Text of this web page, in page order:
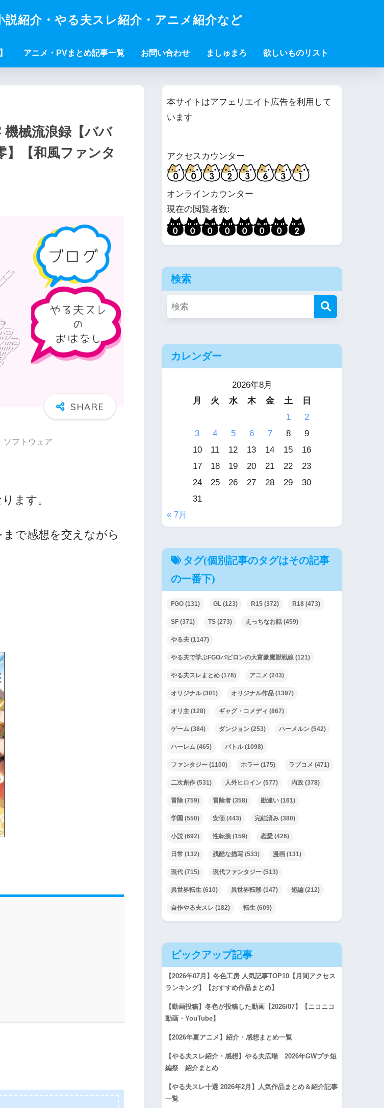
紹介・やる夫スレ紹介・アニメ紹介など
アニメ・PVまとめ記事一覧 お問い合わせ ましゅまろ 欲しいものリスト
機械流浪録【ババ
】【和風ファンタ
フトウェア
ます。
で感想を交えながら
本サイトはアフェリエイト広告を利用して
います
アクセスカウンター
オンラインカウンター
現在の閲覧者数:
検索
カレンダー
2026年8月
月
火 水 木 金 土
日
1
2
3
4 5 6 7 8
9
10
11 12 13 14 15
16
17
18 19 20 21 22
23
24
25 26 27 28 29
30
31
« 7月
タグ(個別記事のタグはその記事
の一番下)
FGO (131) GL (123) R15 (372) R18 (473)
SF (371) TS (273) えっちなお話 (459)
やる夫 (1147)
やる夫で学ぶFGOバビロンの大富豪魔獣戦線 (121)
やる夫スレまとめ (176) アニメ (243)
オリジナル(301) オリジナル作品 (1397)
オリ主 (128) ギャグ・コメディ (867)
ゲーム (384) ダンジョン (253) ハーメルン (542)
ハーレム (465) バトル(1098)
ファンタジー (1100) ホラー (175) ラブコメ (471)
二次創作 (531) 人外ヒロイン (577) 内政 (378)
冒険 (759) 冒険者 (358) 勘違い (161)
学園 (550) 安価 (443) 完結済み (380)
小説(692) 性転換 (159) 恋愛 (426)
日常 (132) 残酷な描写 (533) 漫画 (131)
現代 (715) 現代ファンタジー (513)
異世界転生 (610) 異世界転移 (147) 短編 (212)
自作やる夫スレ (182) 転生 (609)
ピックアップ記事
【2026年07月】冬色工房 人気記事TOP10【月間アクセス
ランキング】【おすすめ作品まとめ】
【動画投稿】冬色が投稿した動画【2026/07】【ニコニコ
動画・YouTube】
【2026年夏アニメ】紹介・感想まとめ一覧
【やる夫スレ紹介・感想】やる夫広場 2026年GWプチ短
編祭 紹介まとめ
【やる夫スレ十選 2026年2月】人気作品まとめ＆紹介記事
一覧